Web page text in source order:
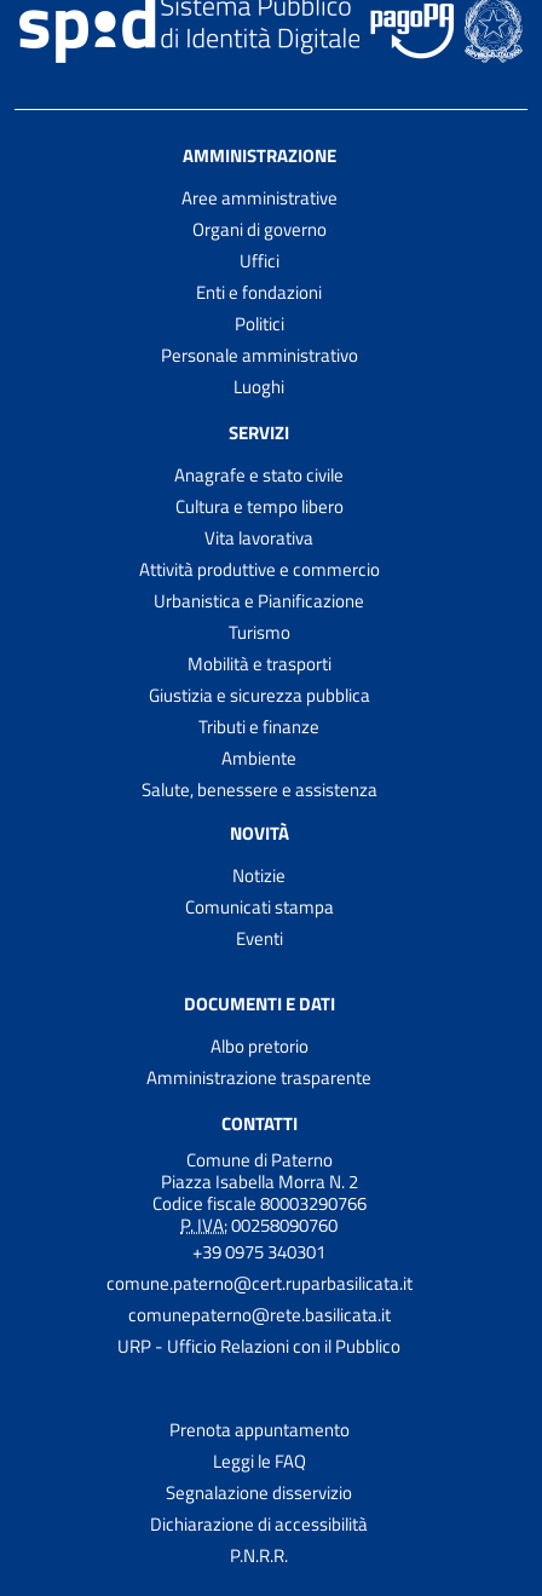
AMMINISTRAZIONE
Aree amministrative
Organi di governo
Uffici
Enti e fondazioni
Politici
Personale amministrativo
Luoghi
SERVIZI
Anagrafe e stato civile
Cultura e tempo libero
Vita lavorativa
Attività produttive e commercio
Urbanistica e Pianificazione
Turismo
Mobilità e trasporti
Giustizia e sicurezza pubblica
Tributi e finanze
Ambiente
Salute, benessere e assistenza
NOVITÀ
Notizie
Comunicati stampa
Eventi
DOCUMENTI E DATI
Albo pretorio
Amministrazione trasparente
CONTATTI
Comune di Paterno
Piazza Isabella Morra N. 2
Codice fiscale 80003290766
P. IVA:00258090760
+39 0975 340301
comune.paterno@cert.ruparbasilicata.it
comunepaterno@rete.basilicata.it
URP - Ufficio Relazioni con il Pubblico
Prenota appuntamento
Leggi le FAQ
Segnalazione disservizio
Dichiarazione di accessibilità
P.N.R.R.